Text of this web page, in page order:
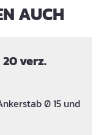
AUCH
Spannstabausdreher Ø 15 / 20 verz.
Ø 15 und